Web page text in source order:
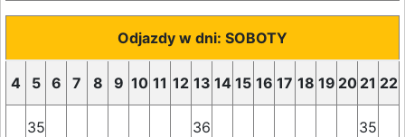
Odjazdy w dni: SOBOTY
4 5 6 7 8 9 10 11 12 13 14 15 16 17 18 19 20 21 22
35
36
35